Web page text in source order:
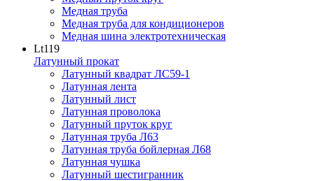
Медная труба
Медная труба для кондиционеров
Медная шина электротехническая
Lt119
Латунный прокат
Латунный квадрат ЛС59-1
Латунная лента
Латунный лист
Латунная проволока
Латунный пруток круг
Латунная труба Л63
Латунная труба бойлерная Л68
Латунная чушка
Латунный шестигранник